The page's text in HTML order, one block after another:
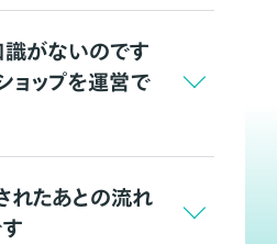
識がないのです
ョップを運営で
れたあとの流れ